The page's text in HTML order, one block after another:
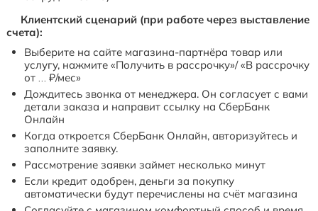
Клиентский сценарий (при работе через выставление
счета):
Выберите на сайте магазина-партнёра товар или
услугу, нажмите «Получить в рассрочку»/ «В рассрочку
от … ₽/мес»
Дождитесь звонка от менеджера. Он согласует с вами
детали заказа и направит ссылку на СберБанк
Онлайн
Когда откроется СберБанк Онлайн, авторизуйтесь и
заполните заявку.
Рассмотрение заявки займет несколько минут
Если кредит одобрен, деньги за покупку
автоматически будут перечислены на счёт магазина